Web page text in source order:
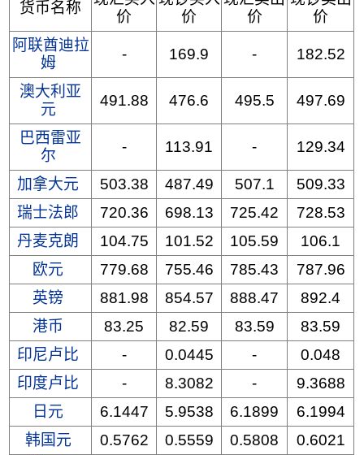
货币名称
价
价
价
价
阿联酋迪拉
姆
- 169.9 - 182.52
澳大利亚
元
491.88 476.6 495.5 497.69
巴西雷亚
尔
- 113.91 - 129.34
加拿大元 503.38 487.49 507.1
509.33
瑞士法郎
720.36 698.13 725.42
728.53
丹麦克朗
104.75 101.52 105.59
106.1
欧元
779.68 755.46 785.43
787.96
英镑
881.98 854.57 888.47
892.4
港币
83.25 82.59 83.59
83.59
印尼卢比
- 0.0445 -
0.048
印度卢比
- 8.3082 -
9.3688
日元
6.1447 5.9538 6.1899
6.1994
韩国元
0.5762 0.5559 0.5808
0.6021